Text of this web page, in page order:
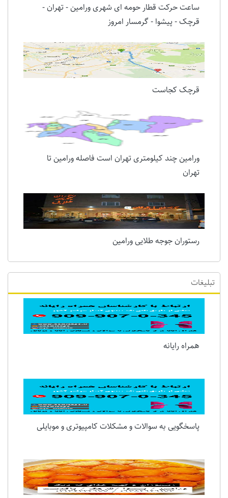
ساعت حرکت قطار حومه ای شهری ورامین - تهران -
قرچک - پیشوا - گرمسار امروز
قرچک کجاست
ورامین چند کیلومتری تهران است فاصله ورامین تا
تهران
رستوران جوجه طلایی ورامین
تبلیغات
همراه رایانه
پاسخگویی به سوالات و مشکلات کامپیوتری و موبایلی